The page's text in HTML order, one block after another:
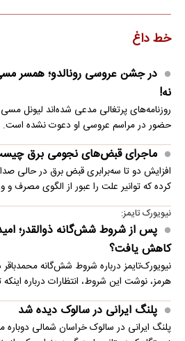
خط داغ
در جشن عروسی رونالدو؛ همسر
نه!
روزنامه‌های پرتغالی مدعی شده‌اند لیونل مسی
حضور در مراسم عروسی او دعوت نشده است.
ماجرای قبض‌های نجومی برق
افزایش دو تا سه‌برابری قبض برق در حالی
کرده که توانیر علت را عبور از الگوی مصرف و
نیویورک تایمز:
پس از شروط شش‌گانه ذوالقدر؛
کاهش یافت؟
نیویورک‌تایمز درباره شروط شش‌گانه محمدباقر
هرمز، نوشت این شروط، انتظارات درباره
پلنگ ایرانی در سالوک دیده شد
پلنگ ایرانی در سالوک خراسان شمالی دوباره